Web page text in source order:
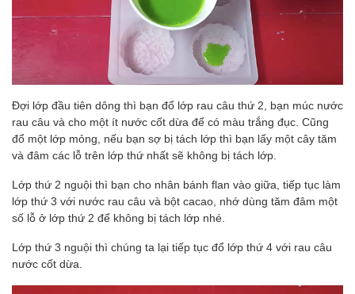
Đợi lớp đầu tiên dông thì bạn đổ lớp rau câu thứ 2, bạn múc nước
rau câu và cho một ít nước cốt dừa để có màu trắng đục. Cũng
đổ một lớp mỏng, nếu bạn sợ bị tách lớp thì bạn lấy một cây tăm
và đâm các lỗ trên lớp thứ nhất sẽ không bị tách lớp.
Lớp thứ 2 nguội thì bạn cho nhân bánh flan vào giữa, tiếp tục làm
lớp thứ 3 với nước rau câu và bột cacao, nhớ dùng tăm đâm một
số lỗ ở lớp thứ 2 để không bị tách lớp nhé.
Lớp thứ 3 nguội thì chúng ta lại tiếp tục đổ lớp thứ 4 với rau câu
nước cốt dừa.